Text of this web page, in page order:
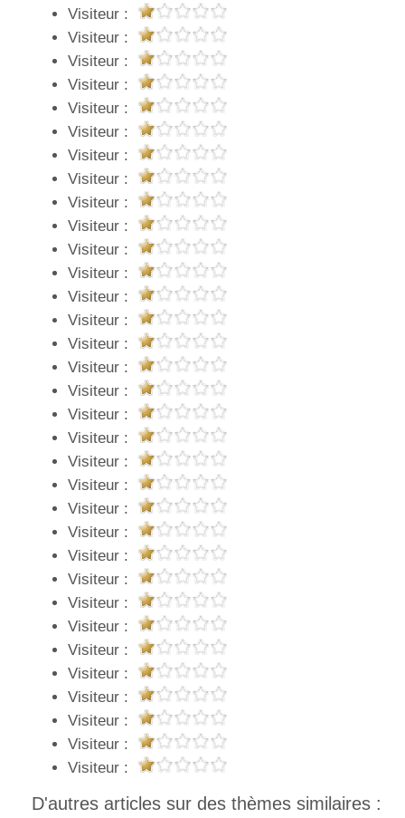
Visiteur :
Visiteur :
Visiteur :
Visiteur :
Visiteur :
Visiteur :
Visiteur :
Visiteur :
Visiteur :
Visiteur :
Visiteur :
Visiteur :
Visiteur :
Visiteur :
Visiteur :
Visiteur :
Visiteur :
Visiteur :
Visiteur :
Visiteur :
Visiteur :
Visiteur :
Visiteur :
Visiteur :
Visiteur :
Visiteur :
Visiteur :
Visiteur :
Visiteur :
Visiteur :
Visiteur :
Visiteur :
Visiteur :
D'autres articles sur des thèmes similaires :